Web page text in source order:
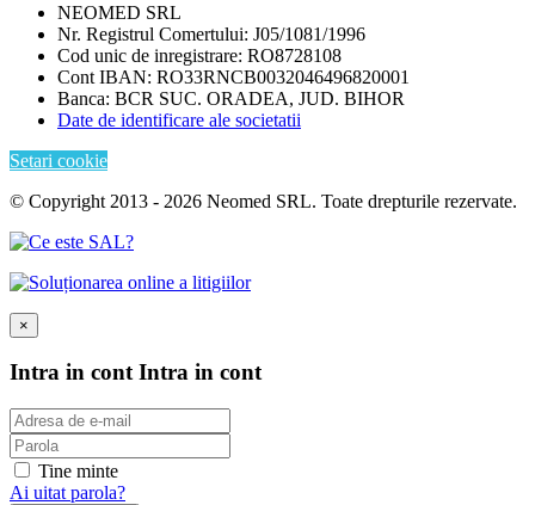
NEOMED SRL
Nr. Registrul Comertului: J05/1081/1996
Cod unic de inregistrare: RO8728108
Cont IBAN: RO33RNCB0032046496820001
Banca: BCR SUC. ORADEA, JUD. BIHOR
Date de identificare ale societatii
Setari cookie
© Copyright 2013 - 2026 Neomed SRL. Toate drepturile rezervate.
×
Intra in contIntra in cont
Tine minte
Ai uitat parola?